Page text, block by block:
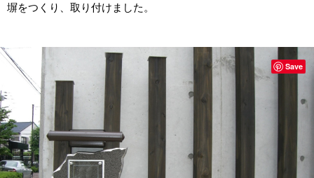
塀をつくり、取り付けました。
Save